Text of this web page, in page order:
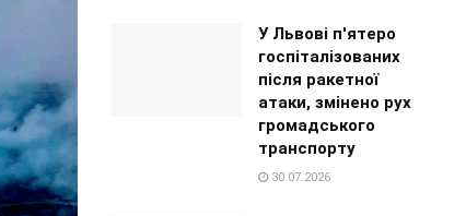
У Львові п'ятеро
госпіталізованих
після ракетної
атаки, змінено рух
громадського
транспорту
30.07.2026